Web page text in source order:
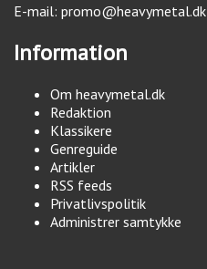
E-mail: promo@heavymetal.dk
Information
Om heavymetal.dk
Redaktion
Klassikere
Genreguide
Artikler
RSS feeds
Privatlivspolitik
Administrer samtykke